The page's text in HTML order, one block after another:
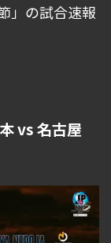
」の試合速報
vs 名古屋